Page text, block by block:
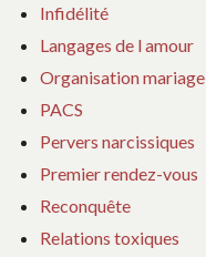
Infidélité
Langages de l amour
Organisation mariage
PACS
Pervers narcissiques
Premier rendez-vous
Reconquête
Relations toxiques